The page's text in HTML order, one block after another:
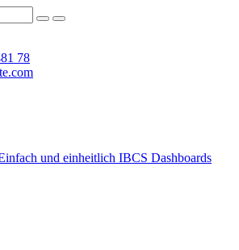
78
und einheitlich IBCS Dashboards